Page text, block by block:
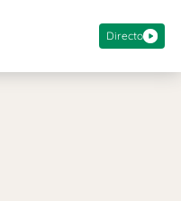
Directo